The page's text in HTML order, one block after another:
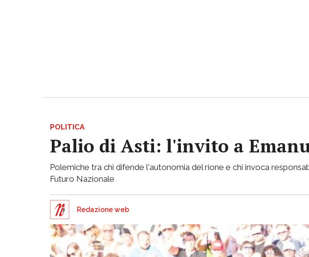
POLITICA
Palio di Asti: l'invito a
Polemiche tra chi difende l'autonomia del rione e chi invoca
Futuro Nazionale
Redazione web